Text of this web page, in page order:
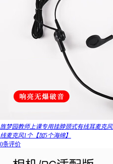
旌梦园教师上课专用挂脖颈式有线耳麦克
线麦克风1个【加5个海绵】
0条评价